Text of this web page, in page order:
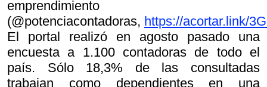
emprendimiento
(@potenciacontadoras, https://acortar.link/
El portal realizó en agosto pasado una
encuesta a 1.100 contadoras de todo el
país. Sólo 18,3% de las consultadas
trabajan como dependientes en una